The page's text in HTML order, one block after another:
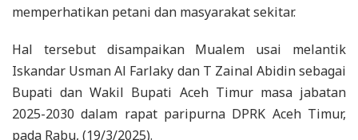
memperhatikan petani dan masyarakat sekitar.
Hal tersebut disampaikan Mualem usai melantik
Iskandar Usman Al Farlaky dan T Zainal Abidin sebagai
Bupati dan Wakil Bupati Aceh Timur masa jabatan
2025-2030 dalam rapat paripurna DPRK Aceh Timur,
pada Rabu, (19/3/2025).